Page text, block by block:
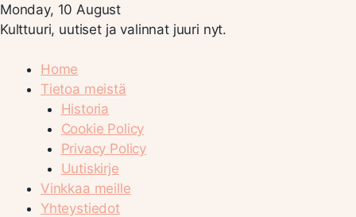
Monday, 10 August
Kulttuuri, uutiset ja valinnat juuri nyt.
Home
Tietoa meistä
Historia
Cookie Policy
Privacy Policy
Uutiskirje
Vinkkaa meille
Yhteystiedot